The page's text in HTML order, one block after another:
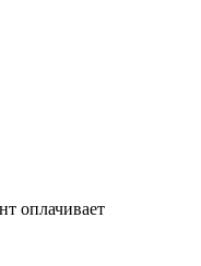
оплачивает